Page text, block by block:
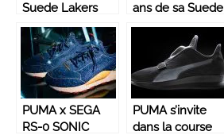
Suede Lakers
« Made in
Japan »
ans de sa Suede
avec une
dorée inédite
PUMA x SEGA
RS-0 SONIC
PUMA s’invite
dans la course